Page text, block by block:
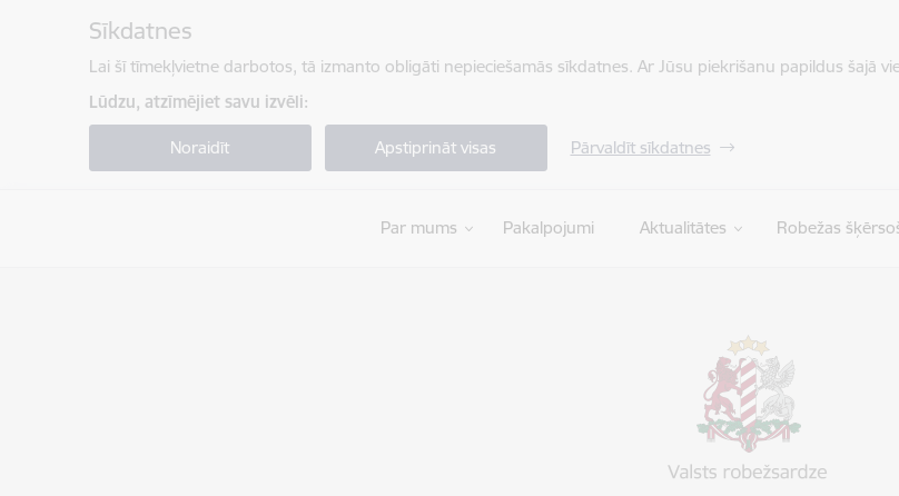
Sīkdatnes
Lai šī tīmekļvietne darbotos, tā izmanto obligāti nepieciešamās sīkdatnes. Ar Jūsu piekrišanu papildus šajā
Lūdzu, atzīmējiet savu izvēli:
Noraidīt Apstiprināt visas Pārvaldīt sīkdatnes
Par mums Pakalpojumi Aktualitātes Robežas